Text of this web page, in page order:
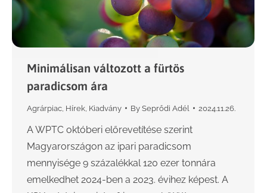
Minimálisan változott a fürtös
paradicsom ára
Agrárpiac Hírek Kiadvány By Seprődi Adél 2024.11.26.
A WPTC októberi előrevetítése szerint
Magyarországon az ipari paradicsom
mennyisége 9 százalékkal 120 ezer tonnára
emelkedhet 2024-ben a 2023. évihez képest. A